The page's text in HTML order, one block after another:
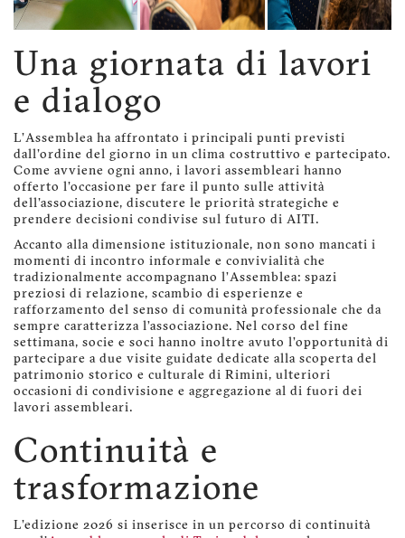
Una giornata di lavori
e dialogo
L'Assemblea ha affrontato i principali punti previsti
dall'ordine del giorno in un clima costruttivo e partecipato.
Come avviene ogni anno, i lavori assembleari hanno
offerto l'occasione per fare il punto sulle attività
dell'associazione, discutere le priorità strategiche e
prendere decisioni condivise sul futuro di AITI.
Accanto alla dimensione istituzionale, non sono mancati i
momenti di incontro informale e convivialità che
tradizionalmente accompagnano l’Assemblea: spazi
preziosi di relazione, scambio di esperienze e
rafforzamento del senso di comunità professionale che da
sempre caratterizza l’associazione. Nel corso del fine
settimana, socie e soci hanno inoltre avuto l’opportunità di
partecipare a due visite guidate dedicate alla scoperta del
patrimonio storico e culturale di Rimini, ulteriori
occasioni di condivisione e aggregazione al di fuori dei
lavori assembleari.
Continuità e
trasformazione
L'edizione 2026 si inserisce in un percorso di continuità